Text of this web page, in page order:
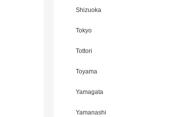
Shizuoka
Tokyo
Tottori
Toyama
Yamagata
Yamanashi